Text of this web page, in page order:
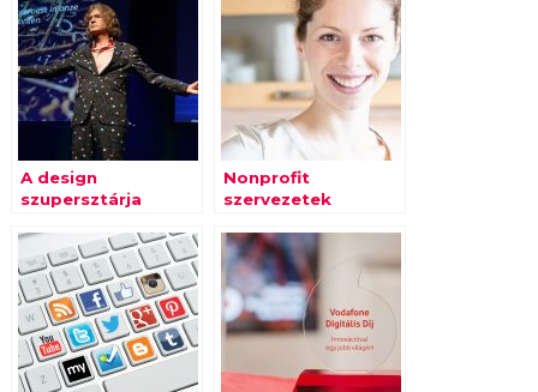
A design
szupersztárja
jön!
Nonprofit
szervezetek
támogatja az
Invitech